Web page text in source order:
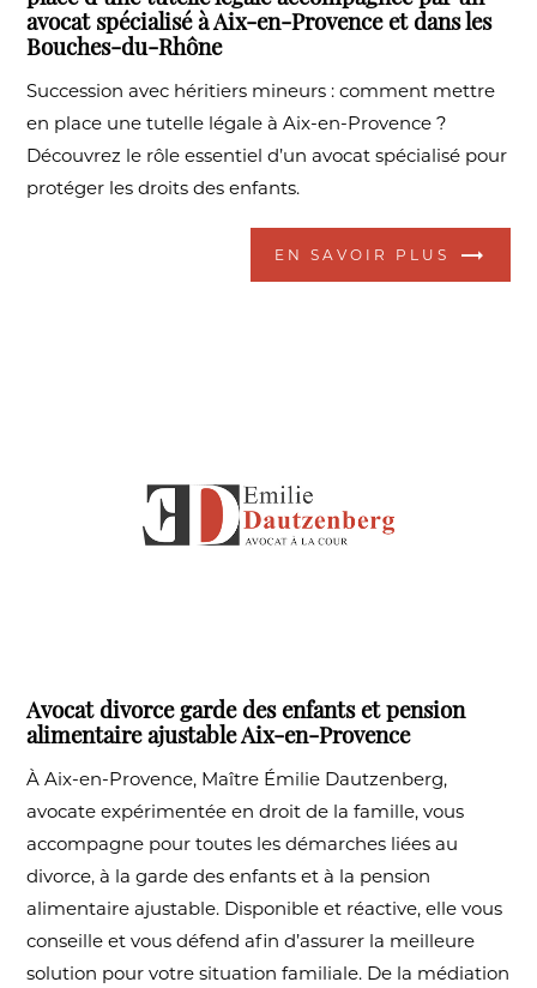
avocat spécialisé à Aix-en-Provence et dans les
Bouches-du-Rhône
Succession avec héritiers mineurs : comment mettre
en place une tutelle légale à Aix-en-Provence ?
Découvrez le rôle essentiel d’un avocat spécialisé pour
protéger les droits des enfants.
EN SAVOIR PLUS
Avocat divorce garde des enfants et pension
alimentaire ajustable Aix-en-Provence
À Aix-en-Provence, Maître Émilie Dautzenberg,
avocate expérimentée en droit de la famille, vous
accompagne pour toutes les démarches liées au
divorce, à la garde des enfants et à la pension
alimentaire ajustable. Disponible et réactive, elle vous
conseille et vous défend afin d’assurer la meilleure
solution pour votre situation familiale. De la médiation